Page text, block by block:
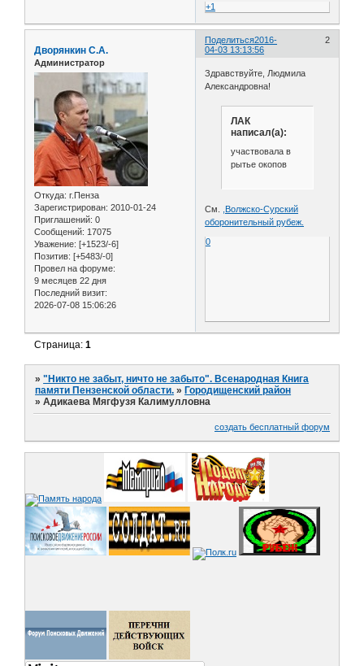
+1
Поделиться 2
2016-
04-03 13:13:56
Дворянкин С.А.
Администратор
Откуда: г.Пенза
Зарегистрирован: 2010-01-24
Приглашений: 0
Сообщений: 17075
Уважение: [+1523/-6]
Позитив: [+5483/-0]
Провел на форуме:
9 месяцев 22 дня
Последний визит:
2026-07-08 15:06:26
Здравствуйте, Людмила
Александровна!
ЛАК
написал(а):
участвовала в
рытье окопов
См.
,Волжско-Сурский
оборонительный рубеж.
0
Страница:1
»"Никто не забыт, ничто не забыто". Всенародная Книга
памяти Пензенской области. »Городищенский район
»Адикаева Мягфузя Калимулловна
создать бесплатный форум